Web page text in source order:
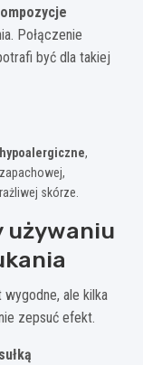
Połączenie
być dla takiej
hypoalergiczne,
skórze.
używaniu
wygodne, ale kilka
zepsuć efekt.